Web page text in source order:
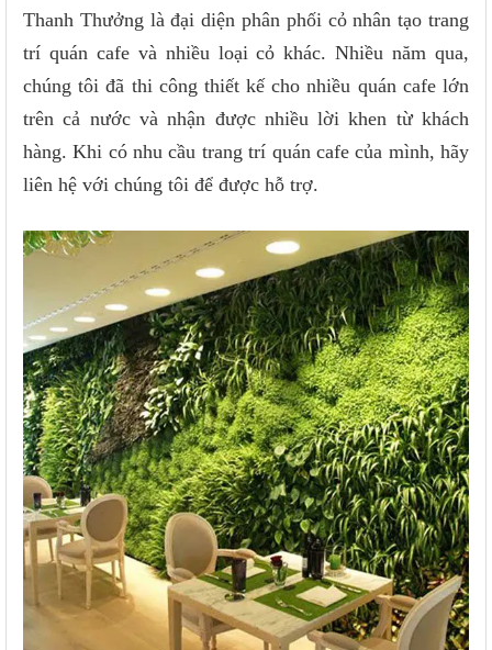
Thanh Thưởng là đại diện phân phối cỏ nhân tạo trang
trí quán cafe và nhiều loại cỏ khác. Nhiều năm qua,
chúng tôi đã thi công thiết kế cho nhiều quán cafe lớn
trên cả nước và nhận được nhiều lời khen từ khách
hàng. Khi có nhu cầu trang trí quán cafe của mình, hãy
liên hệ với chúng tôi để được hỗ trợ.